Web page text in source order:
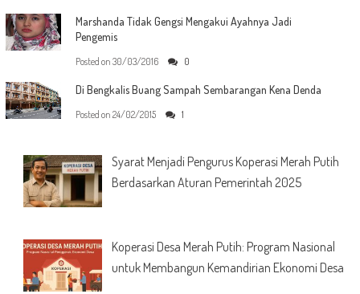
Marshanda Tidak Gengsi Mengakui Ayahnya Jadi
Pengemis
Posted on 30/03/2016 0
Di Bengkalis Buang Sampah Sembarangan Kena Denda
Posted on 24/02/2015 1
Syarat Menjadi Pengurus Koperasi Merah Putih
Berdasarkan Aturan Pemerintah 2025
Koperasi Desa Merah Putih: Program Nasional
untuk Membangun Kemandirian Ekonomi Desa